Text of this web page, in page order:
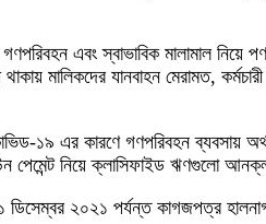
এবং স্বাভাবিক মালামাল নিয়ে
মালিকদের যানবাহন মেরামত,
১৯ এর কারণে গণপরিবহন ব্যবসায় অর্থ
পেমেন্ট নিয়ে ক্লাসিফাইড ঋণগুলো
২০২১ পর্যন্ত কাগজপত্র